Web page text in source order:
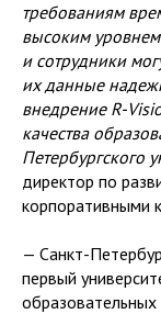
требованиям
высоким
и сотрудники
их данные
внедрение R-
качества
Петербургского
директор по
корпоративными
— Санкт-
первый